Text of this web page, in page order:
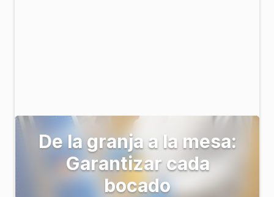
De la granja a la mesa:
Garantizar cada
bocado